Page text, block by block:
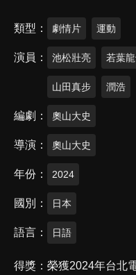
類型 劇情片 運動
演員 池松壯亮 若葉
山田真步 潤浩
編劇 奧山大史
導演 奧山大史
年份 2024
國別 日本
語言 日語
得獎
榮獲2024年台北